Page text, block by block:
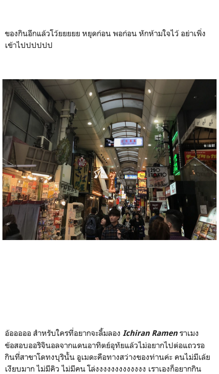
ของกินอีกแล้วโว้ยยยยย หยุดก่อน พอก่อน หักห้ามใจไว้ อย่าเพิ่ง
เข้าไปปปปปป
อ้อออออ สำหรับใครที่อยากจะลิ้มลอง Ichiran Ramenราเมง
ข้อสอบออริจินอลจากแดนอาทิตย์อุทัยแล้วไม่อยากไปต่อแถวรอ
กินที่สาขาโดทงบุรินั้น อูเมดะคือทางสว่างของท่านค่ะ คนไม่มีเล้ย
เงียบมาก ไม่มีคิว ไม่มีคน โล่งงงงงงงงงงงงง เราเองก็อยากกิน